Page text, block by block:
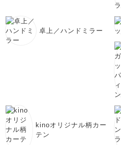
卓上／ハンドミラー
kinoオリジナル柄カー
テン